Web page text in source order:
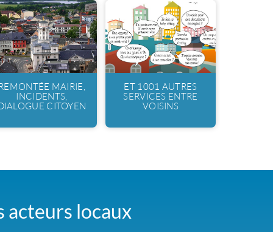
MAIRIE,
INCIDENTS,
CITOYEN
ET 1001 AUTRES
SERVICES ENTRE
VOISINS
acteurs locaux